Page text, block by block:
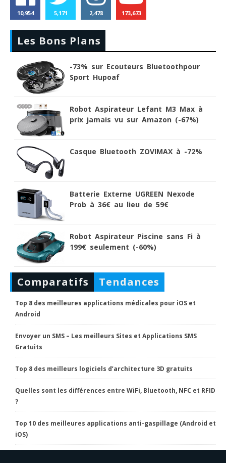
10,954 5,171 2,478 173,673
Les Bons Plans
-73% sur Ecouteurs Bluetoothpour
Sport Hupoaf
Robot Aspirateur Lefant M3 Max à
prix jamais vu sur Amazon (-67%)
Casque Bluetooth ZOVIMAX à -72%
Batterie Externe UGREEN Nexode
Prob à 36€ au lieu de 59€
Robot Aspirateur Piscine sans Fi à
199€ seulement (-60%)
Comparatifs Tendances
Top 8 des meilleures applications médicales pour iOS et
Android
Envoyer un SMS – Les meilleurs Sites et Applications SMS
Gratuits
Top 8 des meilleurs logiciels d’architecture 3D gratuits
Quelles sont les différences entre WiFi, Bluetooth, NFC et RFID
?
Top 10 des meilleures applications anti-gaspillage (Android et
iOS)